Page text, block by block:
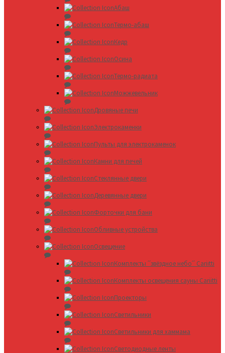
Абаш
Термо-абаш
Кедр
Осина
Термо-радиата
Можжевельник
Дровяные печи
Электрокаменки
Пульты для электрокаменок
Камни для печей
Стеклянные двери
Деревянные двери
Форточки для бани
Обливные устройства
Освещение
Комплекты ՛՛звёздное небо՛՛ Cariitti
Комплекты освещения сауны Cariitti
Проекторы
Светильники
Светильники для хаммама
Светодиодные ленты